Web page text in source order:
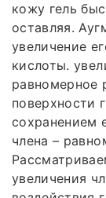
кожу гель
оставляя.
увеличение
кислоты.
равномерное
поверхности
сохранением
члена –
увеличения